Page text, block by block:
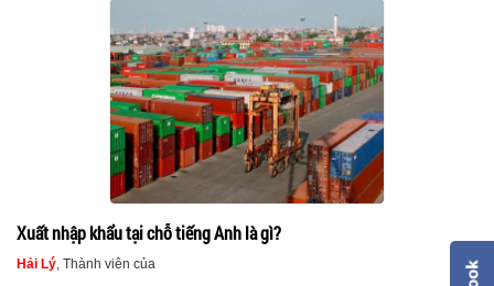
Xuất nhập khẩu tại chỗ tiếng Anh là gì?
Hải Lý , Thành viên của